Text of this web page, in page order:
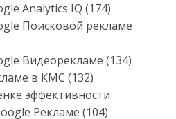
Analytics IQ (174)
Поисковой рекламе
Видеорекламе (134)
в КМС (132)
эффективности
Рекламе (104)